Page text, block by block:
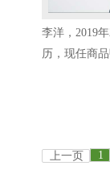
李洋，2019
历，现任商
上一页 1